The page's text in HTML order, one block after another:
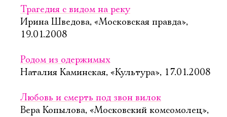
Трагедия с видом на реку
Ирина Шведова, «Московская правда»,
19.01.2008
Родом из одержимых
Наталия Каминская, «Культура», 17.01.2008
Любовь и смерть под звон вилок
Вера Копылова, «Московский комсомолец»,